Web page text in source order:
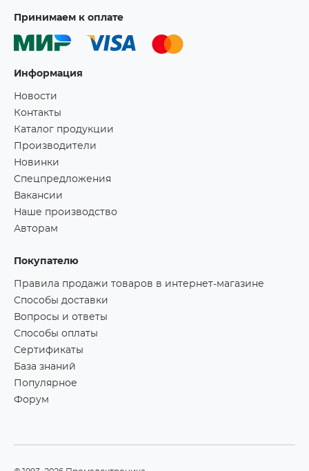
Принимаем к оплате
Информация
Новости
Контакты
Каталог продукции
Производители
Новинки
Спецпредложения
Вакансии
Наше производство
Авторам
Покупателю
Правила продажи товаров в интернет-магазине
Способы доставки
Вопросы и ответы
Способы оплаты
Сертификаты
База знаний
Популярное
Форум